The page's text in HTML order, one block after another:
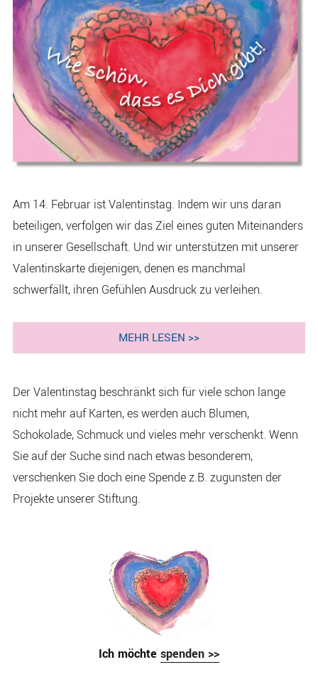
Am 14. Februar ist Valentinstag. Indem wir uns daran
beteiligen, verfolgen wir das Ziel eines guten Miteinanders
in unserer Gesellschaft. Und wir unterstützen mit unserer
Valentinskarte diejenigen, denen es manchmal
schwerfällt, ihren Gefühlen Ausdruck zu verleihen.
MEHR LESEN >>
Der Valentinstag beschränkt sich für viele schon lange
nicht mehr auf Karten, es werden auch Blumen,
Schokolade, Schmuck und vieles mehr verschenkt. Wenn
Sie auf der Suche sind nach etwas besonderem,
verschenken Sie doch eine Spende z.B. zugunsten der
Projekte unserer Stiftung.
Ich möchte spenden >>